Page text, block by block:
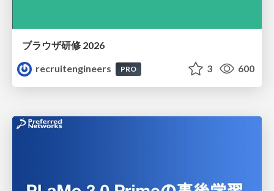
ブラウザ研修 2026
recruitengineers
PRO 3 600